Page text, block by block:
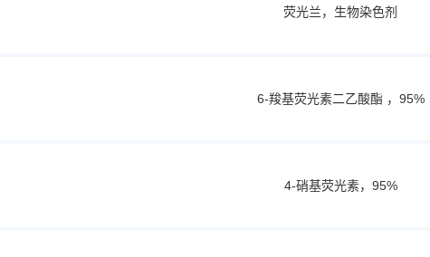
荧光兰，生物染色剂
6-羧基荧光素二乙酸酯 ，95%
4-硝基荧光素，95%